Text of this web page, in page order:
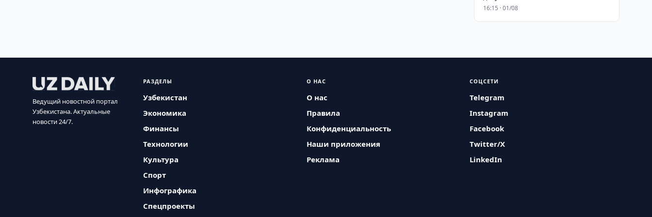
16:15 · 01/08
Ведущий новостной портал
Узбекистана. Актуальные
новости 24/7.
РАЗДЕЛЫ
Узбекистан
Экономика
Финансы
Технологии
Культура
Спорт
Инфографика
Спецпроекты
О НАС
О нас
Правила
Конфиденциальность
Наши приложения
Реклама
СОЦСЕТИ
Telegram
Instagram
Facebook
Twitter/X
LinkedIn